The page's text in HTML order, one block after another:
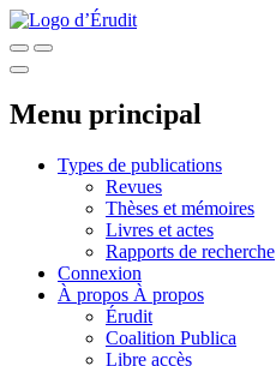
Menu principal
Types de publications
Revues
Thèses et mémoires
Livres et actes
Rapports de recherche
Connexion
À propos À propos
Érudit
Coalition Publica
Libre accès